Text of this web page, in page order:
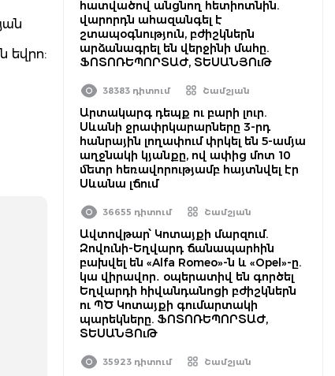
եվրո:
հատվածով անցնող հետիոտնին.
վարորդն ահազանգել է
շտապօգնություն, բժիշկներն
արձանագրել են վերջինի մահը.
ՖՈՏՈՌԵՊՈՐՏԱԺ, ՏԵՍԱՆՅՈւԹ
38383 դիտում Շամշյան
Արտակարգ դեպք ու բարի լուր.
Սևանի ջրափրկարարները 3-րդ
հանրային լողափում փրկել են 5-ամյա
աղջնակի կյանքը, ով ափից մոտ 10
մետր հեռավորությամբ հայտնվել էր
Սևանա լճում
36655 դիտում Շամշյան
Ավտովթար՝ Կոտայքի մարզում.
Զովունի-Եղվարդ ճանապարհին
բախվել են «Alfa Romeo»-ն և «Opel»-ը.
կա վիրավոր․ օպերատիվ են գործել
Եղվարդի հիվանդանոցի բժիշկներն
ու ՊԾ Կոտայքի գումարտակի
պարեկները. ՖՈՏՈՌԵՊՈՐՏԱԺ,
ՏԵՍԱՆՅՈւԹ
35923 դիտում Շամշյան